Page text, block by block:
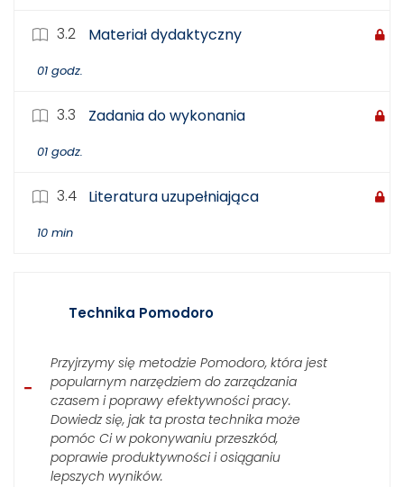
3.2 Materiał dydaktyczny
01 godz.
3.3 Zadania do wykonania
01 godz.
3.4 Literatura uzupełniająca
10 min
Technika Pomodoro
Przyjrzymy się metodzie Pomodoro, która jest
popularnym narzędziem do zarządzania
czasem i poprawy efektywności pracy.
Dowiedz się, jak ta prosta technika może
pomóc Ci w pokonywaniu przeszkód,
poprawie produktywności i osiąganiu
lepszych wyników.